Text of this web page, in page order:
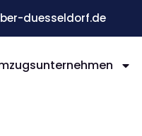
duesseldorf.de